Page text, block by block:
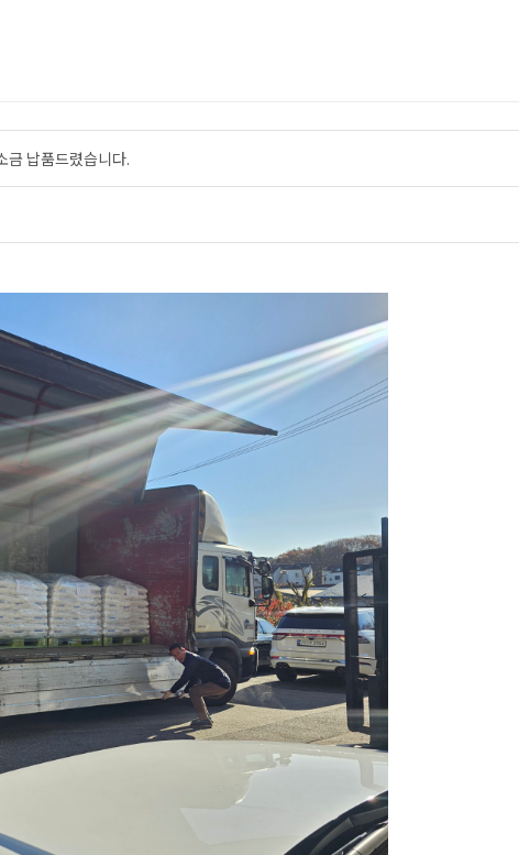
금 납품드렸습니다.